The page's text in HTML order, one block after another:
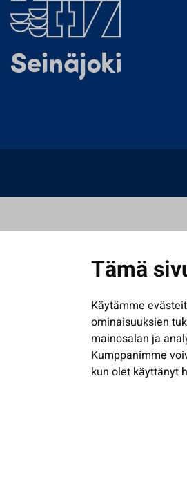
Tämä
Käytämme
ominaisuuksien
mainosalan ja
Kumppanimme
kun olet käyttänyt